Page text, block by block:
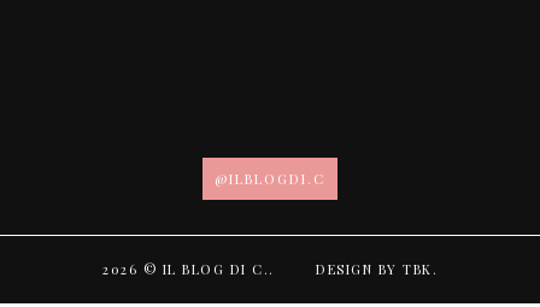
@ILBLOGDI.C
2026 © IL BLOG DI C. . DESIGN BY TBK .